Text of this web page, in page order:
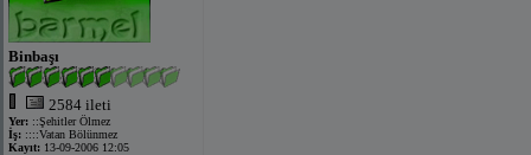
Binbaşı
2584 ileti
Yer: ::Şehitler Ölmez
İş: ::::Vatan Bölünmez
Kayıt: 13-09-2006 12:05